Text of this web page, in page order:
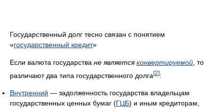
Государственный долг тесно связан с понятием
«государственный кредит»
Если валюта государства не являетсяконвертируемой , то
различают два типа государственного долга[2]:
Внутренний — задолженность государства владельцам
государственных ценных бумаг (ГЦБ) и иным кредиторам,